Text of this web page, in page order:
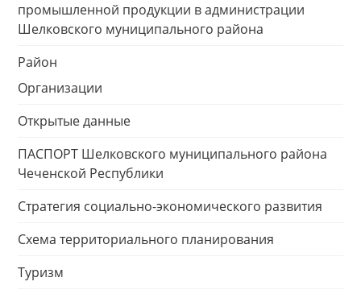
промышленной продукции в администрации
Шелковского муниципального района
Район
Организации
Открытые данные
ПАСПОРТ Шелковского муниципального района
Чеченской Республики
Стратегия социально-экономического развития
Схема территориального планирования
Туризм